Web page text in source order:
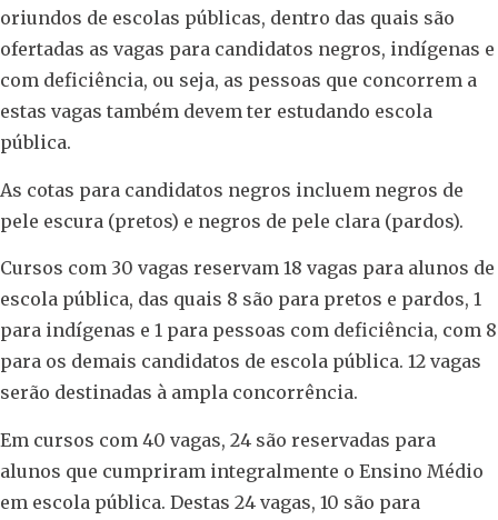
oriundos de escolas públicas, dentro das quais são
ofertadas as vagas para candidatos negros, indígenas e
com deficiência, ou seja, as pessoas que concorrem a
estas vagas também devem ter estudando escola
pública.
As cotas para candidatos negros incluem negros de
pele escura (pretos) e negros de pele clara (pardos).
Cursos com 30 vagas reservam 18 vagas para alunos de
escola pública, das quais 8 são para pretos e pardos, 1
para indígenas e 1 para pessoas com deficiência, com 8
para os demais candidatos de escola pública. 12 vagas
serão destinadas à ampla concorrência.
Em cursos com 40 vagas, 24 são reservadas para
alunos que cumpriram integralmente o Ensino Médio
em escola pública. Destas 24 vagas, 10 são para